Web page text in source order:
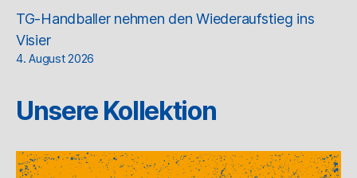
TG-Handballer nehmen den Wiederaufstieg ins
Visier
4. August 2026
Unsere Kollektion